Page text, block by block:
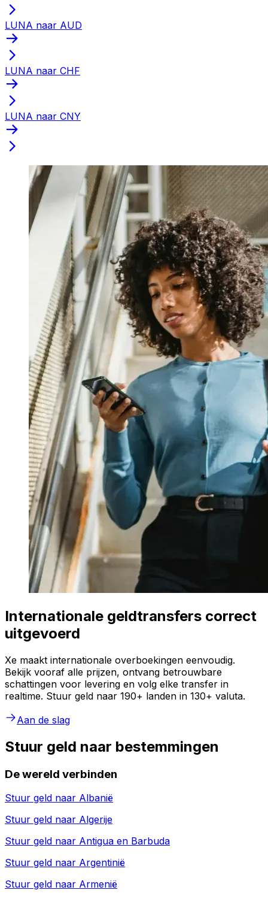
LUNA naar AUD
LUNA naar CHF
LUNA naar CNY
Internationale geldtransfers correct
uitgevoerd
Xe maakt internationale overboekingen eenvoudig.
Bekijk vooraf alle prijzen, ontvang betrouwbare
schattingen voor levering en volg elke transfer in
realtime. Stuur geld naar 190+ landen in 130+ valuta.
Aan de slag
Stuur geld naar bestemmingen
De wereld verbinden
Stuur geld naar Albanië
Stuur geld naar Algerije
Stuur geld naar Antigua en Barbuda
Stuur geld naar Argentinië
Stuur geld naar Armenië